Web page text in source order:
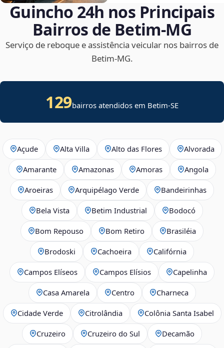
Guincho 24h nos Principais
Bairros de Betim‑MG
Serviço de reboque e assistência veicular nos bairros de
Betim‑MG.
129bairros atendidos em Betim-SE
Açude Alta Villa Alto das Flores Alvorada
Amarante Amazonas Amoras Angola
Aroeiras Arquipélago Verde Bandeirinhas
Bela Vista Betim Industrial Bodocó
Bom Repouso Bom Retiro Brasiléia
Brodoski Cachoeira Califórnia
Campos Elíseos Campos Elísios Capelinha
Casa Amarela Centro Charneca
Cidade Verde Citrolândia Colônia Santa Isabel
Cruzeiro Cruzeiro do Sul Decamão